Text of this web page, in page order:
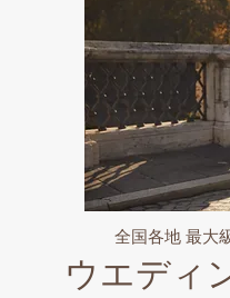
全国各地 最大
ウエディ